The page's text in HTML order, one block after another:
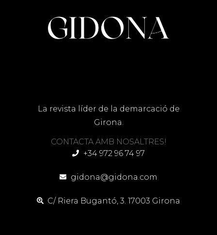
La revista líder de la demarcació de
Girona.
CONTACTA AMB NOSALTRES!
+34 972 96 74 97
gidona@gidona.com
C/ Riera Bugantó, 3. 17003 Girona